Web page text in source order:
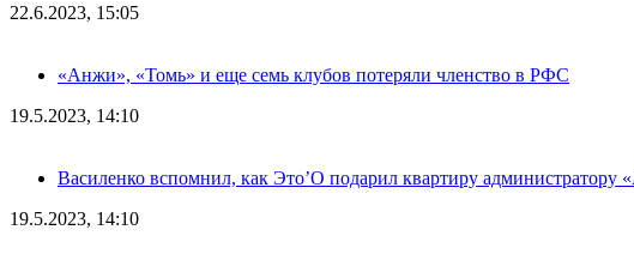
22.6.2023, 15:05
«Анжи», «Томь» и еще семь клубов потеряли членство в РФС
19.5.2023, 14:10
Василенко вспомнил, как Это’О подарил квартиру
19.5.2023, 14:10